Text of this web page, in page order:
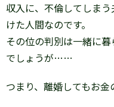
収入に、不倫してしま
けた人間なのです。
その位の判別は一緒に
でしょうが……
つまり、離婚してもお